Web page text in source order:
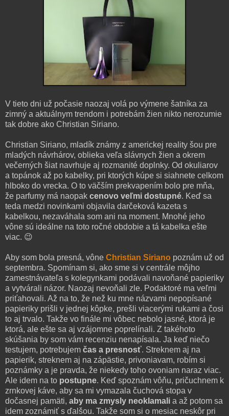
V tieto dni už počasie naozaj volá po výmene šatníka za
zimný a aktuálnym trendom i potrebám žien nikto nerozumie
tak dobre ako Christian Siriano.
Christian Siriano, mladík známy z americkej reality šou pre
mladých návrhárov, oblieka veľa slávnych žien a okrem
večerných šiat navrhuje aj rozmanité doplnky. Od okuliarov
a topánok až po kabelky, pri ktorých kúpe si siahnete celkom
hlboko do vrecka. O to väčším prekvapením bolo pre mňa,
že parfumy má naopak cenovo veľmi dostupné. Keď sa
teda medzi novinkami objavila darčeková kazeta s
kabelkou, nezaváhala som ani na moment. Mnohé jeho
vône sú ideálne na toto ročné obdobie a tá kabelka ešte
viac. 😉
Aby som bola presná, vône Christian Siriano poznám už od
septembra. Spomínam si, ako sme si v centrále môjho
zamestnávateľa s kolegynkami podávali navoňané papieriky
a vytvárali názor. Naozaj nevoňali zle. Podaktoré ma veľmi
priťahovali. Až na to, že než ku mne názvami nepopísané
papieriky prišli v jednej kôpke, prešli viacerými rukami a čosi
to aj trvalo. Takže vo finále mi vôbec nebolo jasné, ktorá je
ktorá, ale ešte sa aj vzájomne poprelínali. Z takéhoto
skúšania by som vám recenziu nenapísala. Ja keď niečo
testujem, potrebujem čas a presnosť. Streknem aj na
papierik, streknem aj na zápästie, privoniavam, robím si
poznámky a je pravda, že niekedy toho ovoniam naraz viac.
Ale idem na to postupne. Keď spoznám vôňu, pričuchnem k
zrnkovej káve, aby sa mi vymazala čuchová stopa v
dočasnej pamäti, aby ma zmysly neoklamali a až potom sa
idem zoznámiť s ďalšou. Takže som si o mesiac neskôr pri